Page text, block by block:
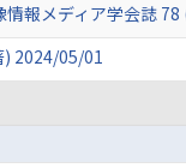
報メディア学会誌
) 2024/05/01